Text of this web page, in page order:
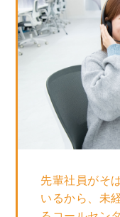
先輩社員がそ
いるから、未